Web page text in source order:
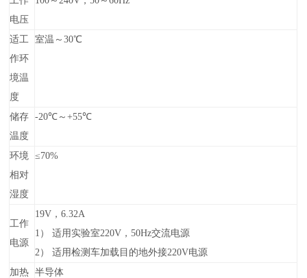
电压
适工
作环
境温
度
室温～30℃
储存
温度
-20℃～+55℃
环境
相对
湿度
≤70%
工作
电源
19V，6.32A
1）适用实验室220V，50Hz交流电源
2）适用检测车加载目的地外接220V电源
加热
半导体